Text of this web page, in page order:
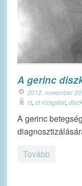
A gerinc
2012. november
ct, ct vizsgálat,
A gerinc
Tovább